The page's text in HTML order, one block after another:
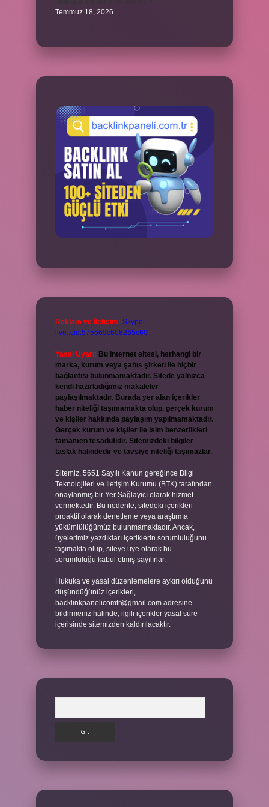
Temmuz 18, 2026
Reklam ve İletişim: Skype:
live:.cid.575569c608265c69
Yasal Uyarı: Bu internet sitesi, herhangi bir
marka, kurum veya şahıs şirketi ile hiçbir
bağlantısı bulunmamaktadır. Sitede yalnızca
kendi hazırladığımız makaleler
paylaşılmaktadır. Burada yer alan içerikler
haber niteliği taşımamakta olup, gerçek kurum
ve kişiler hakkında paylaşım yapılmamaktadır.
Gerçek kurum ve kişiler ile isim benzerlikleri
tamamen tesadüfidir. Sitemizdeki bilgiler
taslak halindedir ve tavsiye niteliği taşımazlar.
Sitemiz, 5651 Sayılı Kanun gereğince Bilgi
Teknolojileri ve İletişim Kurumu (BTK) tarafından
onaylanmış bir Yer Sağlayıcı olarak hizmet
vermektedir. Bu nedenle, sitedeki içerikleri
proaktif olarak denetleme veya araştırma
yükümlülüğümüz bulunmamaktadır. Ancak,
üyelerimiz yazdıkları içeriklerin sorumluluğunu
taşımakta olup, siteye üye olarak bu
sorumluluğu kabul etmiş sayılırlar.
Hukuka ve yasal düzenlemelere aykırı olduğunu
düşündüğünüz içerikleri,
backlinkpanelicomtr@gmail.com adresine
bildirmeniz halinde, ilgili içerikler yasal süre
içerisinde sitemizden kaldırılacaktır.